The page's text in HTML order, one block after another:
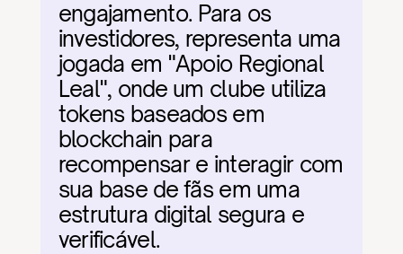
engajamento. Para os
investidores, representa uma
jogada em "Apoio Regional
Leal", onde um clube utiliza
tokens baseados em
blockchain para
recompensar e interagir com
sua base de fãs em uma
estrutura digital segura e
verificável.